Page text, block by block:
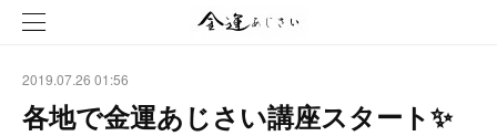
2019.07.26 01:56
各地で金運あじさい講座スタート✨